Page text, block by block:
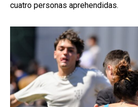
cuatro personas aprehendidas.